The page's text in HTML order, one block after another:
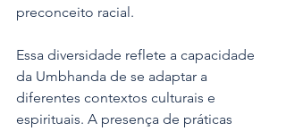
preconceito racial.
Essa diversidade reflete a capacidade
da Umbhanda de se adaptar a
diferentes contextos culturais e
espirituais. A presença de práticas